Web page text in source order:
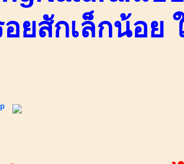
อยสักเล็กน้อย